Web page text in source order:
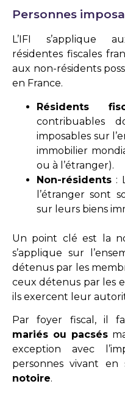
Personnes
L’IFI s’applique
résidentes fiscales
aux non-résidents
en France.
Résidents
contribuables
imposables sur
immobilier
ou à l’étranger).
Non-résidents :
l’étranger sont
sur leurs biens
Un point clé est la
s’applique sur
détenus par les
ceux détenus par les
ils exercent leur
Par foyer fiscal, il
mariés ou pacsés
exception avec
personnes vivant en
notoire.